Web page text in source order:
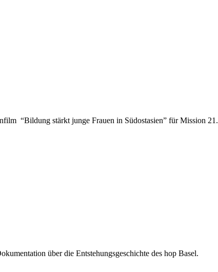
“Bildung stärkt junge Frauen in Südostasien” für Mission 21.
über die Entstehungsgeschichte des hop Basel.